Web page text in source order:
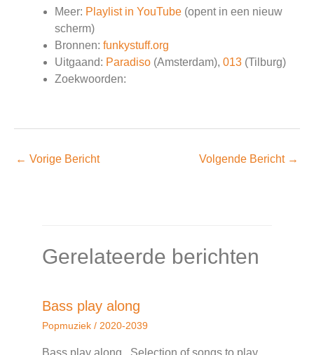
Meer: Playlist in YouTube (opent in een nieuw
scherm)
Bronnen: funkystuff.org
Uitgaand: Paradiso (Amsterdam), 013 (Tilburg)
Zoekwoorden:
← Vorige Bericht Volgende Bericht →
Gerelateerde berichten
Bass play along
Popmuziek / 2020-2039
Bass play along. Selection of songs to play